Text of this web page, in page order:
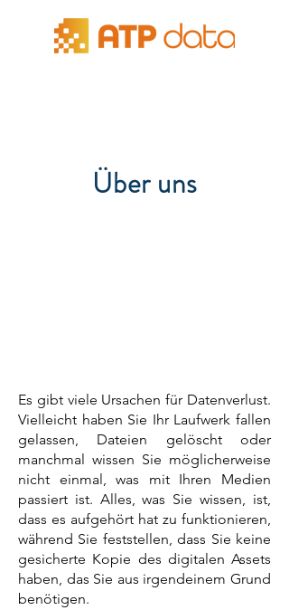
Über uns
Es gibt viele Ursachen für Datenverlust.
Vielleicht haben Sie Ihr Laufwerk fallen
gelassen, Dateien gelöscht oder
manchmal wissen Sie möglicherweise
nicht einmal, was mit Ihren Medien
passiert ist. Alles, was Sie wissen, ist,
dass es aufgehört hat zu funktionieren,
während Sie feststellen, dass Sie keine
gesicherte Kopie des digitalen Assets
haben, das Sie aus irgendeinem Grund
benötigen.